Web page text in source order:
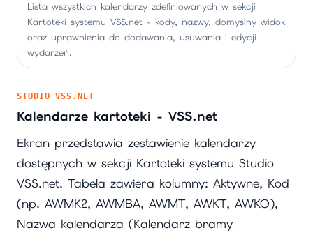
Lista wszystkich kalendarzy zdefiniowanych w sekcji
Kartoteki systemu VSS.net - kody, nazwy, domyślny widok
oraz uprawnienia do dodawania, usuwania i edycji
wydarzeń.
STUDIO VSS.NET
Kalendarze kartoteki - VSS.net
Ekran przedstawia zestawienie kalendarzy
dostępnych w sekcji Kartoteki systemu Studio
VSS.net. Tabela zawiera kolumny: Aktywne, Kod
(np. AWMK2, AWMBA, AWMT, AWKT, AWKO),
Nazwa kalendarza (Kalendarz bramy